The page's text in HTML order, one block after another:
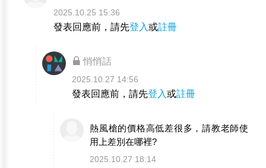
2025.10.25 15:36
發表回應前，請先登入或註冊
悄悄話
2025.10.27 14:56
發表回應前，請先登入或註冊
熱風槍的價格高低差很多，請教老師使
用上差別在哪裡?
2025.10.27 18:14